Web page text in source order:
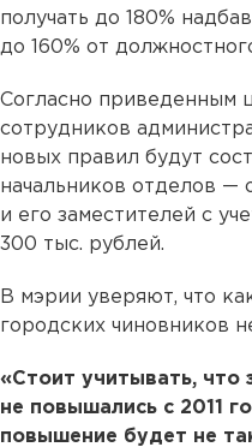
получать до 180%
до 160% от
Согласно приведенным
сотрудников
новых правил будут
начальников отделов —
и его заместителей с
300 тыс. рублей.
В мэрии уверяют, что
городских чиновников
«Стоит учитывать, что
не повышались с 2011
повышение будет не